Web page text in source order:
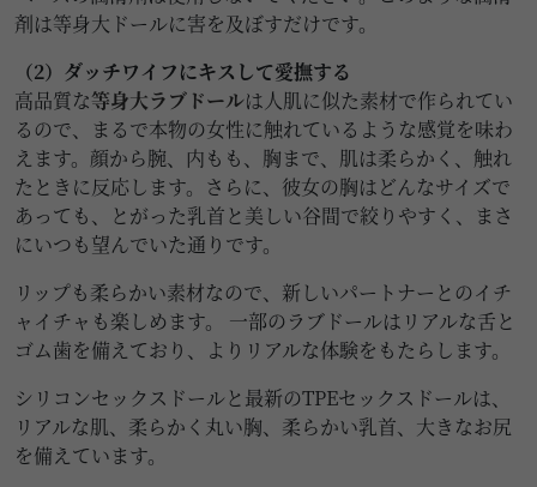
剤は等身大ドールに害を及ぼすだけです。
（2）ダッチワイフにキスして愛撫する
高品質な等身大ラブドールは人肌に似た素材で作られてい
るので、まるで本物の女性に触れているような感覚を味わ
えます。顔から腕、内もも、胸まで、肌は柔らかく、触れ
たときに反応します。さらに、彼女の胸はどんなサイズで
あっても、とがった乳首と美しい谷間で絞りやすく、まさ
にいつも望んでいた通りです。
リップも柔らかい素材なので、新しいパートナーとのイチ
ャイチャも楽しめます。 一部のラブドールはリアルな舌と
ゴム歯を備えており、よりリアルな体験をもたらします。
シリコンセックスドールと最新のTPEセックスドールは、
リアルな肌、柔らかく丸い胸、柔らかい乳首、大きなお尻
を備えています。